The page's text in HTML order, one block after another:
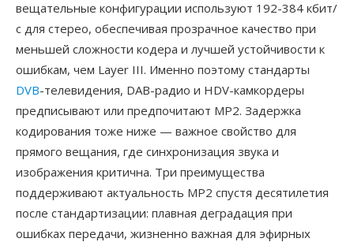
вещательные конфигурации используют 192-384 кбит/
с для стерео, обеспечивая прозрачное качество при
меньшей сложности кодера и лучшей устойчивости к
ошибкам, чем Layer III. Именно поэтому стандарты
DVB-телевидения, DAB-радио и HDV-камкордеры
предписывают или предпочитают MP2. Задержка
кодирования тоже ниже — важное свойство для
прямого вещания, где синхронизация звука и
изображения критична. Три преимущества
поддерживают актуальность MP2 спустя десятилетия
после стандартизации: плавная деградация при
ошибках передачи, жизненно важная для эфирных